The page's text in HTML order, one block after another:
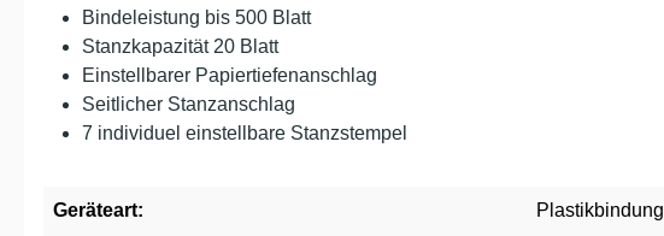
Bindeleistung bis 500 Blatt
Stanzkapazität 20 Blatt
Einstellbarer Papiertiefenanschlag
Seitlicher Stanzanschlag
7 individuel einstellbare Stanzstempel
Geräteart: Plastikbindung